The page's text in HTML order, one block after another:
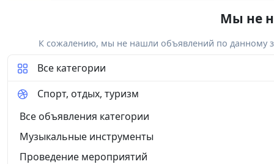
Мы не
К сожалению, мы не нашли объявлений по данному
Все категории
Спорт, отдых, туризм
Все объявления категории
Музыкальные инструменты
Проведение мероприятий